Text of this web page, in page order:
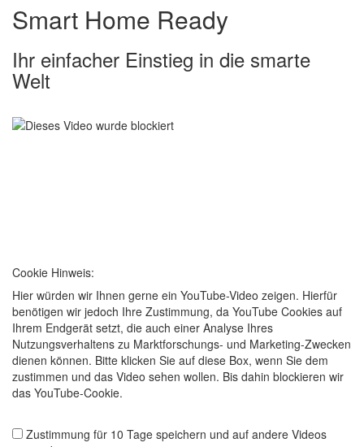
Smart Home Ready
Ihr einfacher Einstieg in die smarte
Welt
Cookie Hinweis:
Hier würden wir Ihnen gerne ein YouTube-Video zeigen. Hierfür
benötigen wir jedoch Ihre Zustimmung, da YouTube Cookies auf
Ihrem Endgerät setzt, die auch einer Analyse Ihres
Nutzungsverhaltens zu Marktforschungs- und Marketing-Zwecken
dienen können. Bitte klicken Sie auf diese Box, wenn Sie dem
zustimmen und das Video sehen wollen. Bis dahin blockieren wir
das YouTube-Cookie.
Zustimmung für 10 Tage speichern und auf andere Videos